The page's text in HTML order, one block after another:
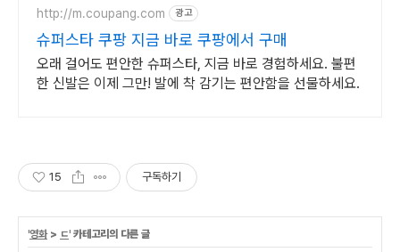
http://m.coupang.com 광고
슈퍼스타 쿠팡 지금 바로 쿠팡에서 구매
오래 걸어도 편안한 슈퍼스타, 지금 바로 경험하세요. 불편
한 신발은 이제 그만! 발에 착 감기는 편안함을 선물하세요.
15 구독하기
'영화> ㄷ' 카테고리의 다른 글